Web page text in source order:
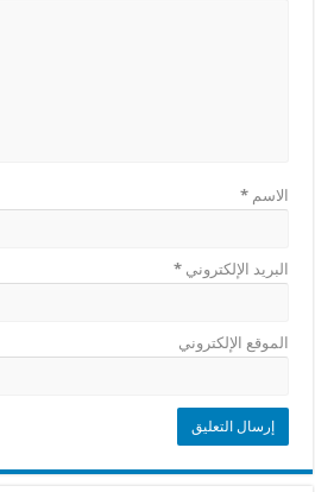
الاسم*
البريد الإلكتروني*
الموقع الإلكتروني